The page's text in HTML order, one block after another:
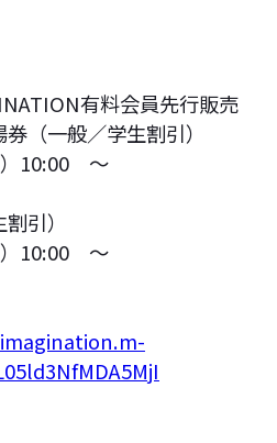
有料会員先行販売
（一般／学生割引）
）10:00 ～
引）
）10:00 ～